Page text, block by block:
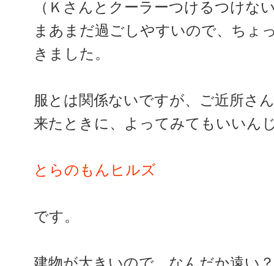
（Ｋさんとクーラーつけるつけな
まあまだ過ごしやすいので、ちょ
きました。
服とは関係ないですが、ご近所さ
来たときに、よってみてもいいん
とらのもんヒルズ
です。